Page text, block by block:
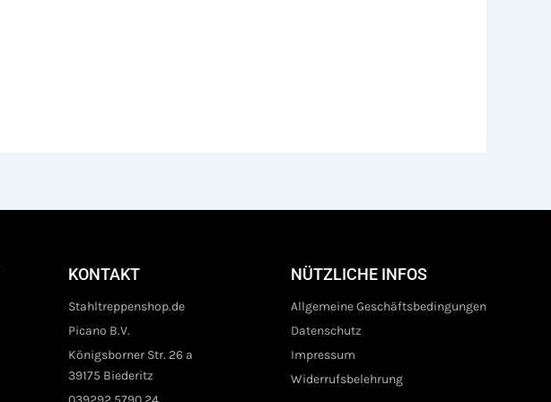
KONTAKT
Stahltreppenshop.de
Picano B.V.
Königsborner Str. 26 a
39175 Biederitz
NÜTZLICHE INFOS
Allgemeine Geschäftsbedingungen
Datenschutz
Impressum
Widerrufsbelehrung